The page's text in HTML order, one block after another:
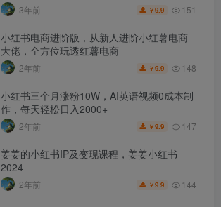
3年前 ￥9.9 151
小红书电商进阶版，从新人进阶小红薯电商
大佬，全方位玩透红薯电商
2年前 ￥9.9 148
小红书三个月涨粉10W，AI英语视频0成本制
作，每天轻松日入2000+
2年前 ￥9.9 147
姜姜的小红书IP及变现课程，姜姜小红书
2024
2年前 ￥9.9 144